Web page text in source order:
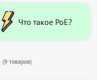
Что такое PoE?
(9 товаров)